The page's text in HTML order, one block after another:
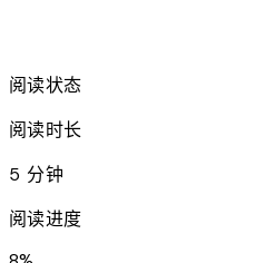
阅读状态
阅读时长
5 分钟
阅读进度